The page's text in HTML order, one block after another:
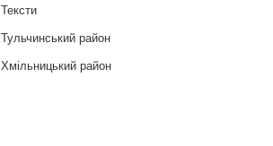
Тексти
Тульчинський район
Хмільницький район